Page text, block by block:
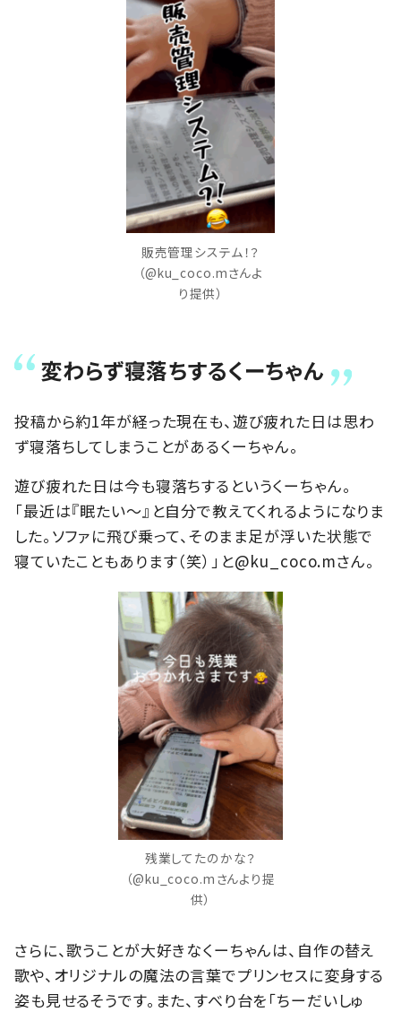
販売管理システム！？
（@ku_coco.mさんよ
り提供）
変わらず寝落ちするくーちゃん
投稿から約1年が経った現在も、遊び疲れた日は思わ
ず寝落ちしてしまうことがあるくーちゃん。
遊び疲れた日は今も寝落ちするというくーちゃん。
「最近は『眠たい〜』と自分で教えてくれるようになりま
した。ソファに飛び乗って、そのまま足が浮いた状態で
寝ていたこともあります（笑）」と@ku_coco.mさん。
残業してたのかな？
（@ku_coco.mさんより提
供）
さらに、歌うことが大好きなくーちゃんは、自作の替え
歌や、オリジナルの魔法の言葉でプリンセスに変身する
姿も見せるそうです。また、すべり台を「ちーだいしゅ